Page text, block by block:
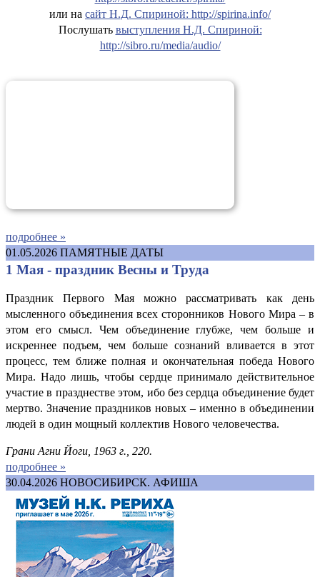
или на сайт Н.Д. Спириной: http://spirina.info/
Послушать выступления Н.Д. Спириной:
http://sibro.ru/media/audio/
подробнее »
01.05.2026 ПАМЯТНЫЕ ДАТЫ
1 Мая - праздник Весны и Труда
Праздник Первого Мая можно рассматривать как день
мысленного объединения всех сторонников Нового Мира – в
этом его смысл. Чем объединение глубже, чем больше и
искреннее подъем, чем больше сознаний вливается в этот
процесс, тем ближе полная и окончательная победа Нового
Мира. Надо лишь, чтобы сердце принимало действительное
участие в празднестве этом, ибо без сердца объединение будет
мертво. Значение праздников новых – именно в объединении
людей в один мощный коллектив Нового человечества.
Грани Агни Йоги, 1963 г., 220.
подробнее »
30.04.2026 НОВОСИБИРСК. АФИША